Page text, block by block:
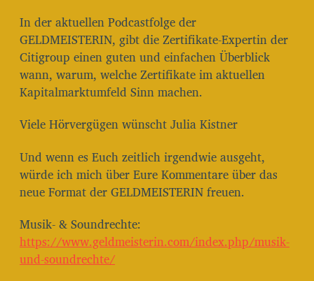
In der aktuellen Podcastfolge der
GELDMEISTERIN, gibt die Zertifikate-Expertin der
Citigroup einen guten und einfachen Überblick
wann, warum, welche Zertifikate im aktuellen
Kapitalmarktumfeld Sinn machen.
Viele Hörvergügen wünscht Julia Kistner
Und wenn es Euch zeitlich irgendwie ausgeht,
würde ich mich über Eure Kommentare über das
neue Format der GELDMEISTERIN freuen.
Musik- & Soundrechte:
⁠⁠⁠⁠⁠⁠⁠⁠⁠⁠⁠⁠⁠⁠⁠⁠⁠⁠⁠https://www.geldmeisterin.com/index.php/musik-
und-soundrechte/⁠⁠⁠⁠⁠⁠⁠⁠⁠⁠⁠⁠⁠⁠⁠⁠⁠⁠⁠